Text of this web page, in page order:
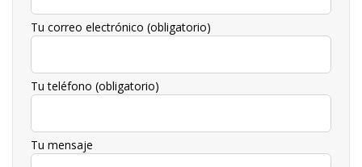
Tu correo electrónico (obligatorio)
Tu teléfono (obligatorio)
Tu mensaje